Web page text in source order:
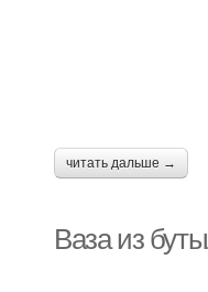
читать дальше →
Ваза из